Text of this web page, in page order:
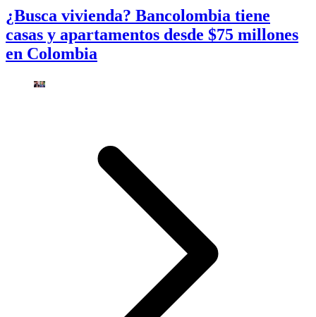
¿Busca vivienda? Bancolombia tiene
casas y apartamentos desde $75 millones
en Colombia